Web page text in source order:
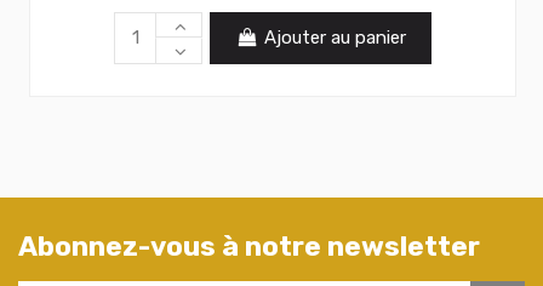
Ajouter au panier
Abonnez-vous à notre newsletter